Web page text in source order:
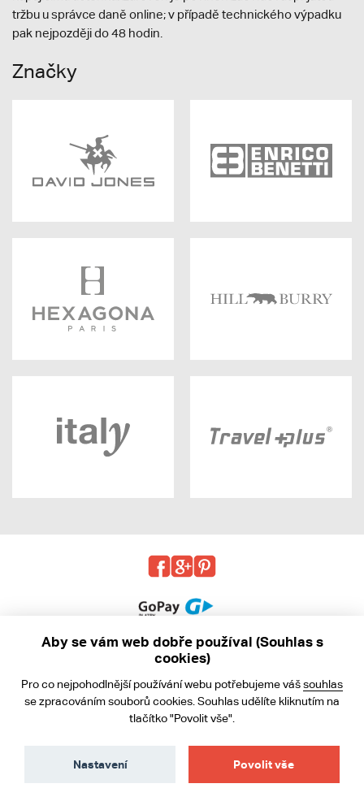
tržbu u správce daně online; v případě technického výpadku
pak nejpozději do 48 hodin.
Značky
Obchodní podmínky
Ochrana osobních údajů
Aby se vám web dobře používal (Souhlas s
cookies)
Pro co nejpohodlnější používání webu potřebujeme vášsouhlas
se zpracováním souborů cookies. Souhlas udělíte kliknutím na
tlačítko "Povolit vše".
Povolit vše
Nastavení